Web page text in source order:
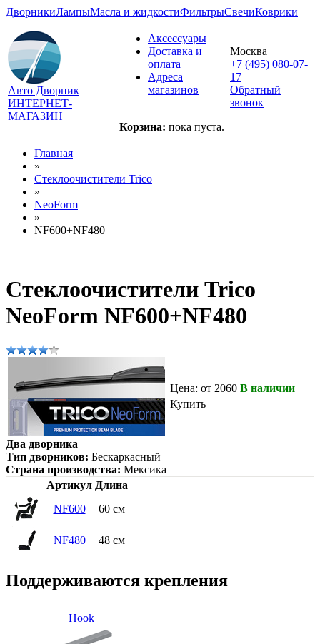
ДворникиЛампыМасла и жидкостиФильтрыСвечиКоврики
Авто Дворник
ИНТЕРНЕТ-
МАГАЗИН
Аксессуары
Доставка и
оплата
Адреса
магазинов
Корзина: пока пуста.
Москва
+7 (495) 080-07-
17
Обратный
звонок
Главная
»
Стеклоочистители Trico
»
NeoForm
»
NF600+NF480
Стеклоочистители Trico
NeoForm NF600+NF480
Цена: от 2060 В наличии
Купить
Два дворника
Тип дворников: Бескаркасный
Страна производства: Мексика
Артикул Длина
NF600
60 см
NF480 48 см
Поддерживаются крепления
Hook